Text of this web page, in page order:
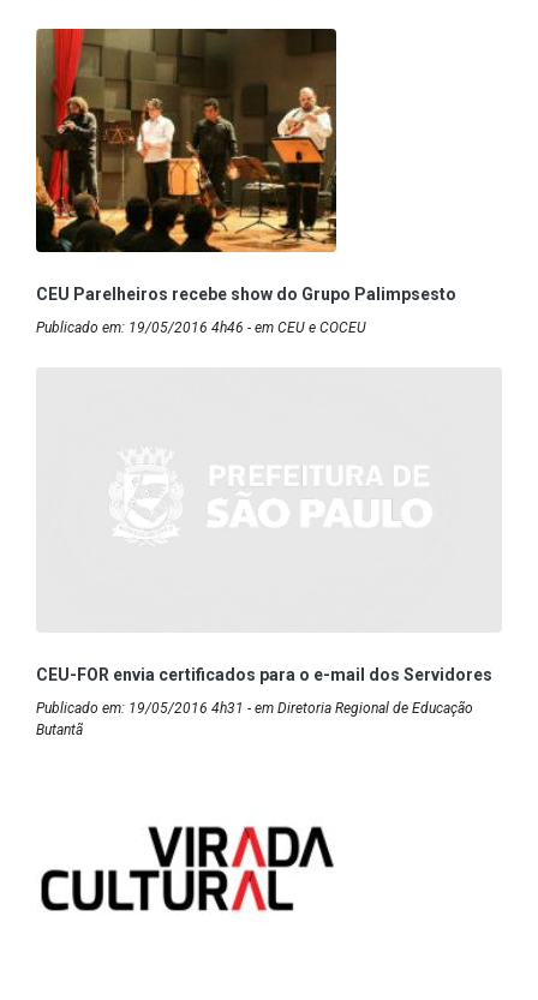
CEU Parelheiros recebe show do Grupo Palimpsesto
Publicado em: 19/05/2016 4h46 - em CEU e COCEU
CEU-FOR envia certificados para o e-mail dos Servidores
Publicado em: 19/05/2016 4h31 - em Diretoria Regional de Educação
Butantã